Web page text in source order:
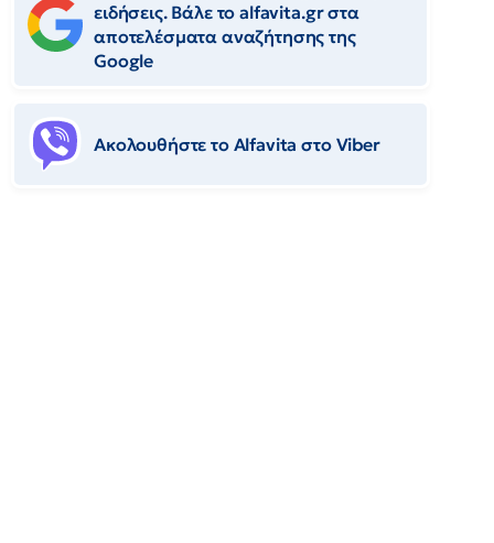
ειδήσεις. Βάλε το alfavita.gr στα
αποτελέσματα αναζήτησης της
Google
Ακολουθήστε το Αlfavita στο Viber